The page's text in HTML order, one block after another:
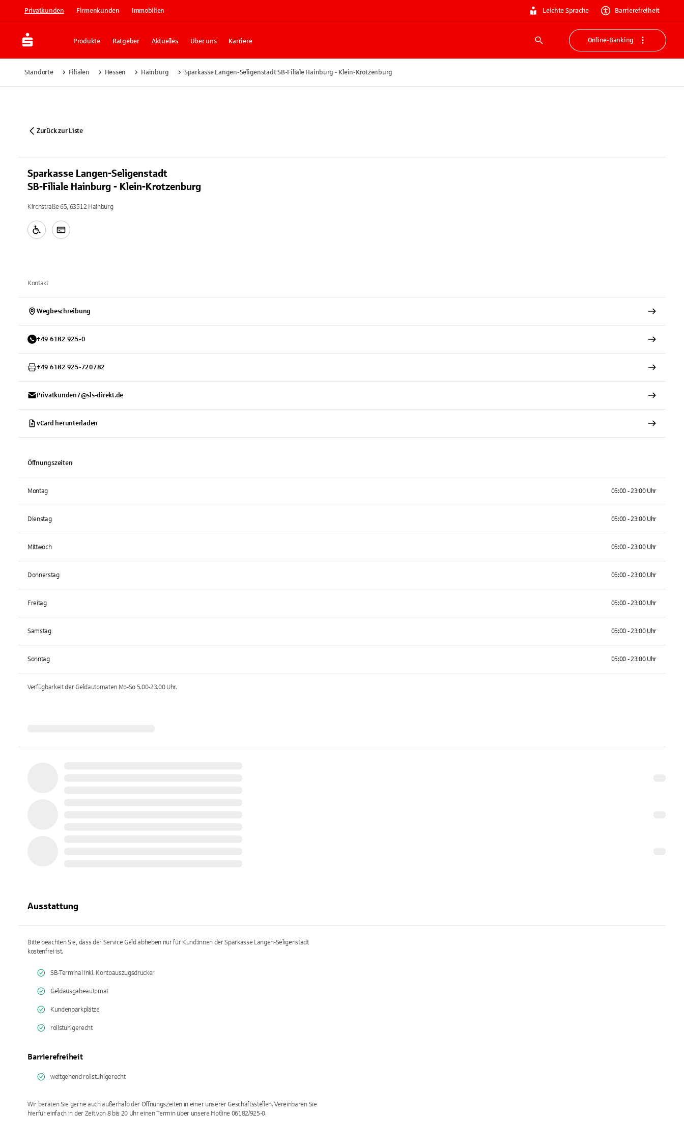
Privatkunden Firmenkunden Immobilien Leichte Sprache Barrierefreiheit
Produkte Ratgeber Aktuelles Über uns Karriere
Suche
Online-Banking
Standorte Filialen Hessen Hainburg Sparkasse Langen-Seligenstadt SB-Filiale Hainburg - Klein-Krotzenburg
Zurück zur Liste
Sparkasse Langen-Seligenstadt
SB-Filiale Hainburg - Klein-Krotzenburg
Kirchstraße 65, 63512 Hainburg
Kontakt
Wegbeschreibung
+49 6182 925-0
+49 6182 925-720782
Privatkunden7@sls-direkt.de
vCard herunterladen
Öffnungszeiten
Montag 05:00 - 23:00 Uhr
Dienstag 05:00 - 23:00 Uhr
Mittwoch 05:00 - 23:00 Uhr
Donnerstag 05:00 - 23:00 Uhr
Freitag 05:00 - 23:00 Uhr
Samstag 05:00 - 23:00 Uhr
Sonntag 05:00 - 23:00 Uhr
Verfügbarkeit der Geldautomaten Mo-So 5.00-23.00Uhr.
Ausstattung
Bitte beachten Sie, dass der Service Geld abheben nur für Kund:innen der Sparkasse Langen-Seligenstadt
kostenfrei ist.
SB-Terminal inkl. Kontoauszugsdrucker
Geldausgabeautomat
Kundenparkplätze
rollstuhlgerecht
Barrierefreiheit
weitgehend rollstuhlgerecht
Wir beraten Sie gerne auch außerhalb der Öffnungszeiten in einer unserer Geschäftsstellen. Vereinbaren Sie
hierfür einfach in der Zeit von 8 bis 20 Uhr einen Termin über unsere Hotline 06182/925-0.